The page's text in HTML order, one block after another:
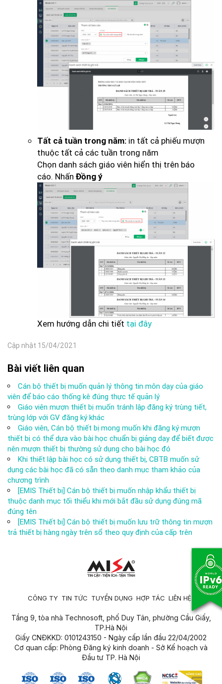
Tất cả tuần trong năm: in tất cả phiếu mượn
thuộc tất cả các tuần trong năm
Chọn danh sách giáo viên hiển thị trên báo
cáo. Nhấn Đồng ý
Xem hướng dẫn chi tiết tại đây
Cập nhật 15/04/2021
Bài viết liên quan
Cán bộ thiết bị muốn quản lý thông tin môn dạy của giáo
viên để báo cáo thống kê đúng thực tế quản lý
Giáo viên mượn thiết bị muốn tránh lập đăng ký trùng tiết,
trùng lớp với GV đăng ký khác
Giáo viên, Cán bộ thiết bị mong muốn khi đăng ký mượn
thiết bị có thể dựa vào bài học chuẩn bị giảng dạy để biết được
nên mượn thiết bị thường sử dụng cho bài học đó
Khi thiết lập bài học có sử dụng thiết bị, CBTB muốn sử
dụng các bài học đã có sẵn theo danh mục tham khảo của
chương trình
[EMIS Thiết bị] Cán bộ thiết bị muốn nhập khẩu thiết bị
thuộc danh mục tối thiểu khi mới bắt đầu sử dụng đúng mã
đúng tên
[EMIS Thiết bị] Cán bộ thiết bị muốn lưu trữ thông tin mượn
trả thiết bị hàng ngày trên sổ theo quy định của cấp trên
CÔNG TY TIN TỨC TUYỂN DỤNG HỢP TÁC LIÊN HỆ
Tầng 9, tòa nhà Technosoft, phố Duy Tân, phường Cầu Giấy,
TP.Hà Nội
Giấy CNĐKKD: 0101243150 - Ngày cấp lần đầu 22/04/2002
Cơ quan cấp: Phòng Đăng ký kinh doanh - Sở Kế hoạch và
Đầu tư TP. Hà Nội